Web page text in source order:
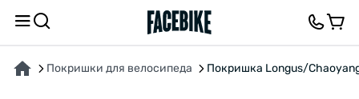
Покришки для велосипеда Покришка Longus/
ПРО ТОВАР ХАРАКТЕРИСТИКИОПИС ВІДГУКИ ТА ЗАПИТАННЯ